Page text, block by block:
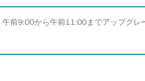
前9:00から午前11:00までアップグ